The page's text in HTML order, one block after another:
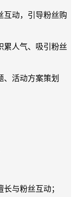
互动，引导粉丝购
累人气、吸引粉丝
、活动方案策划
与粉丝互动；